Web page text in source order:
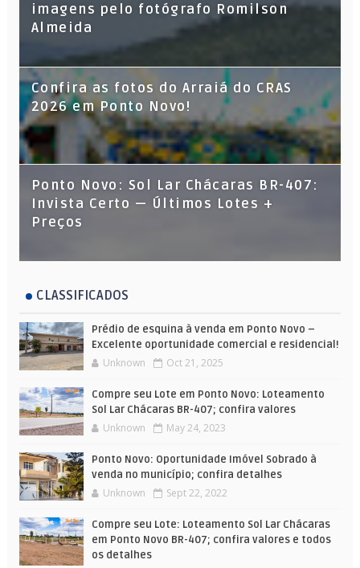
imagens pelo fotógrafo Romilson
Almeida
Confira as fotos do Arraiá do CRAS
2026 em Ponto Novo!
Ponto Novo: Sol Lar Chácaras BR-407:
Invista Certo — Últimos Lotes +
Preços
CLASSIFICADOS
Prédio de esquina à venda em Ponto Novo –
Excelente oportunidade comercial e residencial!
Unknown Oct 21, 2025
Compre seu Lote em Ponto Novo: Loteamento
Sol Lar Chácaras BR-407; confira valores
Unknown May 24, 2023
Ponto Novo: Oportunidade Imóvel Sobrado à
venda no município; confira detalhes
Unknown Sept 22, 2022
Compre seu Lote: Loteamento Sol Lar Chácaras
em Ponto Novo BR-407; confira valores e todos
os detalhes